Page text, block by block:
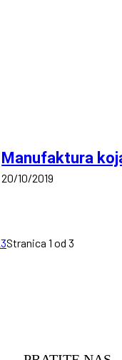
Manufaktura
20/10/2019
3Stranica 1 od 3